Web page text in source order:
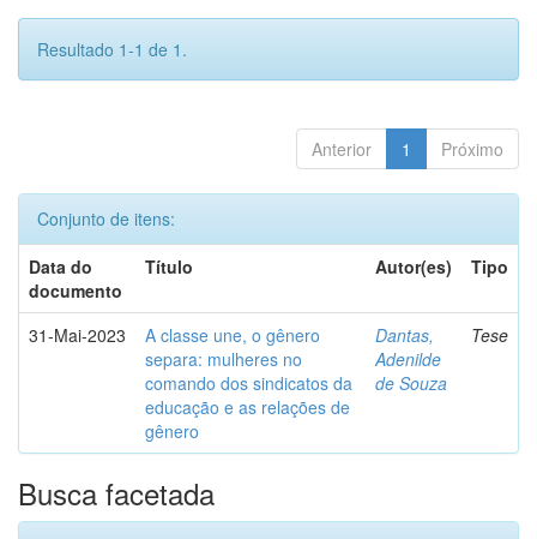
Resultado 1-1 de 1.
Anterior 1 Próximo
Conjunto de itens:
Data do
documento
Título Autor(es) Tipo
31-Mai-2023
A classe une, o gênero
separa: mulheres no
comando dos sindicatos da
educação e as relações de
gênero
Dantas,
Adenilde
de Souza
Tese
Busca facetada